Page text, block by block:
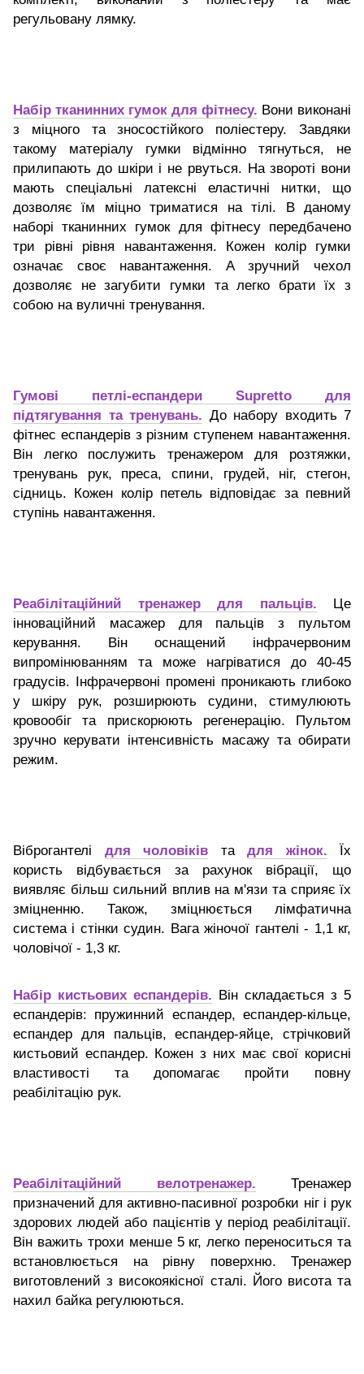
регульовану лямку.
Набір тканинних гумок для фітнесу. Вони виконані
з міцного та зносостійкого поліестеру. Завдяки
такому матеріалу гумки відмінно тягнуться, не
прилипають до шкіри і не рвуться. На звороті вони
мають спеціальні латексні еластичні нитки, що
дозволяє їм міцно триматися на тілі. В даному
наборі тканинних гумок для фітнесу передбачено
три рівні рівня навантаження. Кожен колір гумки
означає своє навантаження. А зручний чехол
дозволяє не загубити гумки та легко брати їх з
собою на вуличні тренування.
Гумові петлі-еспандери Supretto для
підтягування та тренувань. До набору входить 7
фітнес еспандерів з різним ступенем навантаження.
Він легко послужить тренажером для розтяжки,
тренувань рук, преса, спини, грудей, ніг, стегон,
сідниць. Кожен колір петель відповідає за певний
ступінь навантаження.
Реабілітаційний тренажер для пальців.
Це
інноваційний масажер для пальців з пультом
керування. Він оснащений інфрачервоним
випромінюванням та може нагріватися до 40-45
градусів. Інфрачервоні промені проникають глибоко
у шкіру рук, розширюють судини, стимулюють
кровообіг та прискорюють регенерацію. Пультом
зручно керувати інтенсивність масажу та обирати
режим.
Віброгантелі для чоловіків та для жінок.
Їх
користь відбувається за рахунок вібрації, що
виявляє більш сильний вплив на м'язи та сприяє їх
зміцненню. Також, зміцнюється лімфатична
система і стінки судин. Вага жіночої гантелі - 1,1 кг,
чоловічої - 1,3 кг.
Набір кистьових еспандерів. Він складається з 5
еспандерів: пружинний еспандер, еспандер-кільце,
еспандер для пальців, еспандер-яйце, стрічковий
кистьовий еспандер. Кожен з них має свої корисні
властивості та допомагає пройти повну
реабілітацію рук.
Реабілітаційний велотренажер. Тренажер
призначений для активно-пасивної розробки ніг і рук
здорових людей або пацієнтів у період реабілітації.
Він важить трохи менше 5 кг, легко переноситься та
встановлюється на рівну поверхню. Тренажер
виготовлений з високоякісної сталі. Його висота та
нахил байка регулюються.